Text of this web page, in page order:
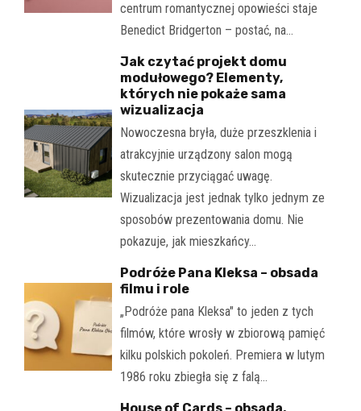
centrum romantycznej opowieści staje
Benedict Bridgerton – postać, na…
Jak czytać projekt domu
modułowego? Elementy,
których nie pokaże sama
wizualizacja
Nowoczesna bryła, duże przeszklenia i
atrakcyjnie urządzony salon mogą
skutecznie przyciągać uwagę.
Wizualizacja jest jednak tylko jednym ze
sposobów prezentowania domu. Nie
pokazuje, jak mieszkańcy…
Podróże Pana Kleksa – obsada
filmu i role
„Podróże pana Kleksa" to jeden z tych
filmów, które wrosły w zbiorową pamięć
kilku polskich pokoleń. Premiera w lutym
1986 roku zbiegła się z falą…